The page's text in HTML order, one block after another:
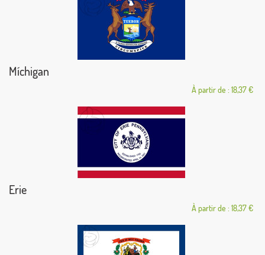
Míchigan
À partir de : 18,37 €
Erie
À partir de : 18,37 €